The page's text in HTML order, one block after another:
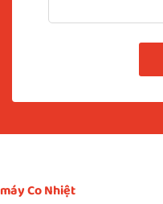
máy Co Nhiệt